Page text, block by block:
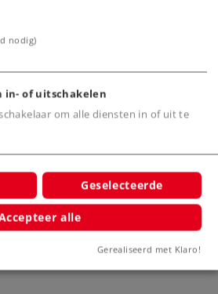
Programmer
60971
nodig)
in- of uitschakelen
om alle diensten in of uit te
Geselecteerde
alle
Gerealiseerd met Klaro!